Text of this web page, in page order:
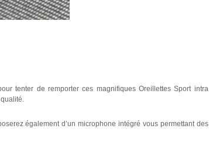
tenter de remporter ces magnifiques Oreillettes Sport intra
également d’un microphone intégré vous permettant des